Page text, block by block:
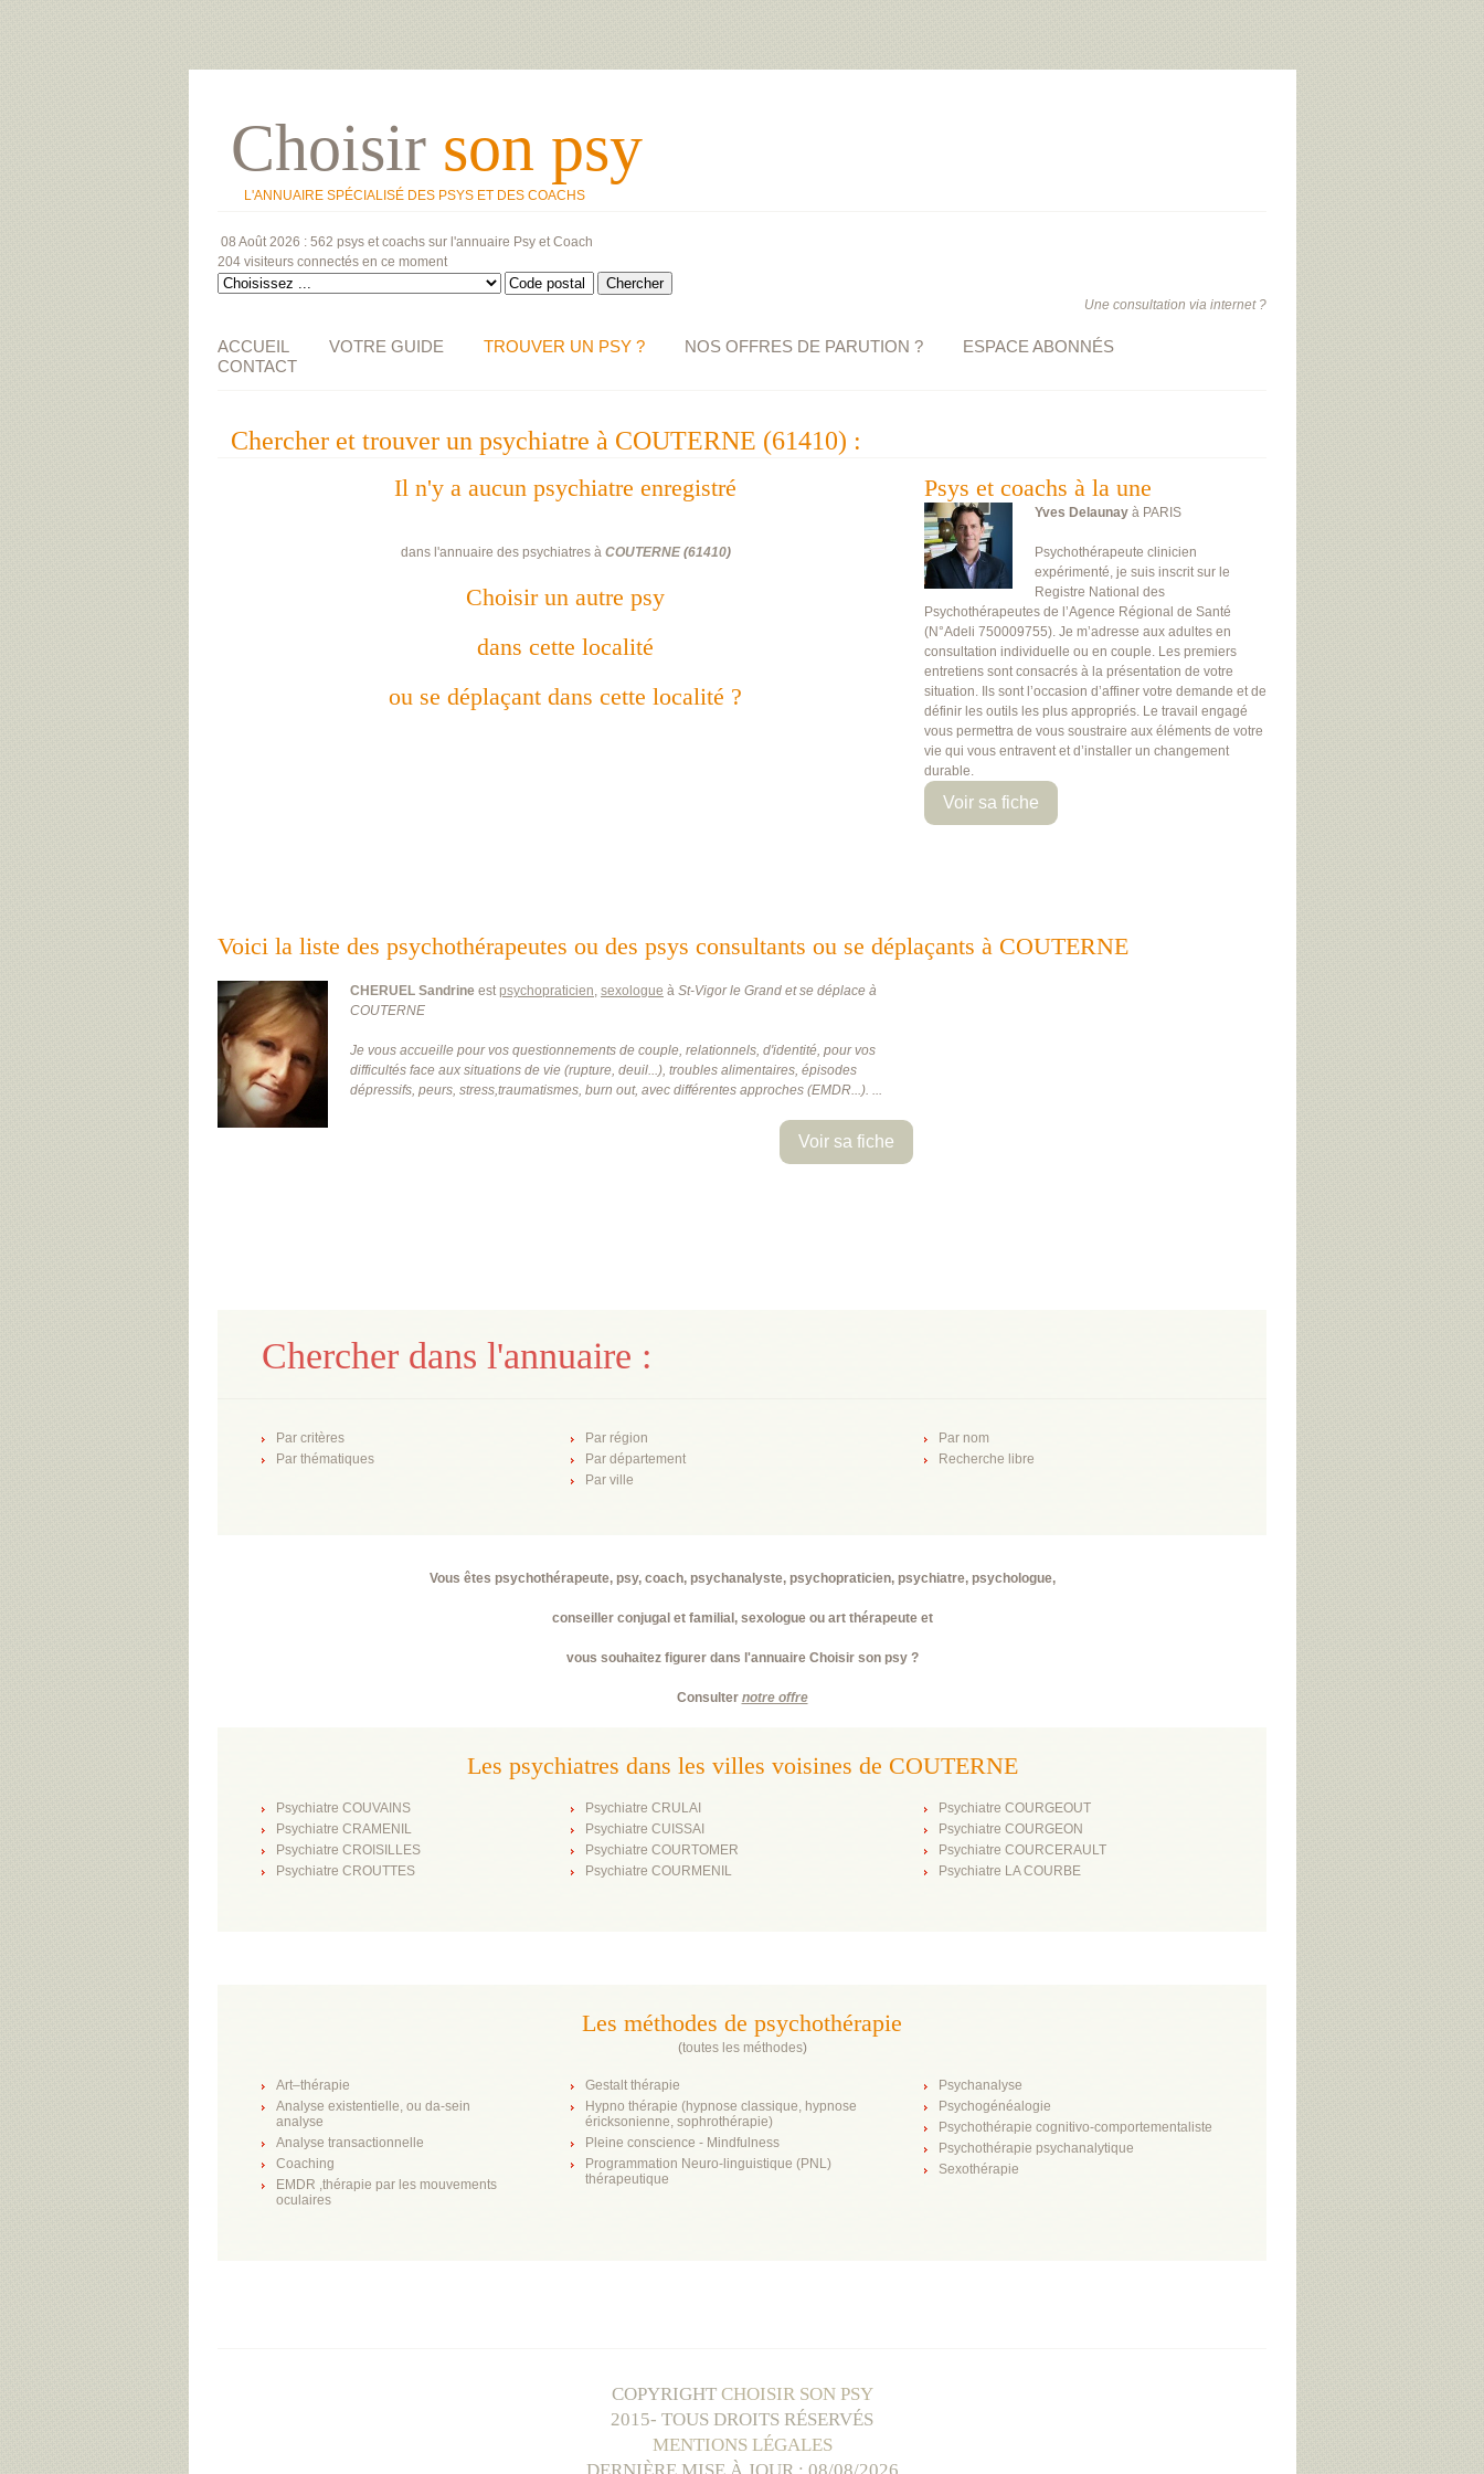
Choisir son psy
L'ANNUAIRE SPÉCIALISÉ DES PSYS ET DES COACHS
08 Août 2026 : 562 psys et coachs sur l'annuaire Psy et Coach
204 visiteurs connectés en ce moment
Une consultation via internet ?
ACCUEIL VOTRE GUIDE TROUVER UN PSY ? NOS OFFRES DE PARUTION ?
ESPACE ABONNÉS
CONTACT
Chercher et trouver un psychiatre à COUTERNE (61410) :
Il n'y a aucun psychiatre enregistré
dans l'annuaire des psychiatres à COUTERNE(61410)
Choisir un autre psy
dans cette localité
ou se déplaçant dans cette localité ?
Psys et coachs à la une
Yves Delaunay à PARIS
Psychothérapeute clinicien
expérimenté, je suis inscrit sur le
Registre National des
Psychothérapeutes de l’Agence Régional de Santé
(N°Adeli 750009755). Je m’adresse aux adultes en
consultation individuelle ou en couple. Les premiers
entretiens sont consacrés à la présentation de votre
situation. Ils sont l’occasion d’affiner votre demande et de
définir les outils les plus appropriés. Le travail engagé
vous permettra de vous soustraire aux éléments de votre
vie qui vous entravent et d’installer un changement
durable.
Voir sa fiche
Voici la liste des psychothérapeutes ou des psys consultants ou se déplaçants à COUTERNE
CHERUEL Sandrine estpsychopraticien, sexologue à St-Vigor le Grand et se déplace à
COUTERNE
Je vous accueille pour vos questionnements de couple, relationnels, d'identité, pour vos
difficultés face aux situations de vie (rupture, deuil...), troubles alimentaires, épisodes
dépressifs, peurs, stress,traumatismes, burn out, avec différentes approches (EMDR...). ...
Voir sa fiche
Chercher dans l'annuaire :
Par critères
Par thématiques
Par région
Par département
Par ville
Par nom
Recherche libre
Vous êtes psychothérapeute, psy, coach, psychanalyste, psychopraticien, psychiatre, psychologue,
conseiller conjugal et familial, sexologue ou art thérapeute et
vous souhaitez figurer dans l'annuaire Choisir son psy ?
Consulter notre offre
Les psychiatres dans les villes voisines de COUTERNE
Psychiatre COUVAINS
Psychiatre CRAMENIL
Psychiatre CROISILLES
Psychiatre CROUTTES
Psychiatre CRULAI
Psychiatre CUISSAI
Psychiatre COURTOMER
Psychiatre COURMENIL
Psychiatre COURGEOUT
Psychiatre COURGEON
Psychiatre COURCERAULT
Psychiatre LA COURBE
Les méthodes de psychothérapie
(toutes les méthodes)
Art–thérapie
Analyse existentielle, ou da-sein
analyse
Analyse transactionnelle
Coaching
EMDR ,thérapie par les mouvements
oculaires
Gestalt thérapie
Hypno thérapie (hypnose classique, hypnose
éricksonienne, sophrothérapie)
Pleine conscience - Mindfulness
Programmation Neuro-linguistique (PNL)
thérapeutique
Psychanalyse
Psychogénéalogie
Psychothérapie cognitivo-comportementaliste
Psychothérapie psychanalytique
Sexothérapie
COPYRIGHT CHOISIR SON PSY
2015- TOUS DROITS RÉSERVÉS
MENTIONS LÉGALES